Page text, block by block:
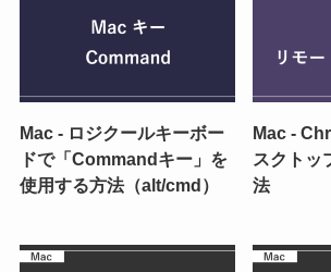
Mac - ロジクールキーボー
ドで「Commandキー」を
使用する方法（alt/cmd）
Mac -
スクトッ
法